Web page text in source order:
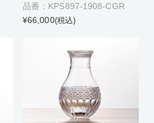
品番：KPS897-1908-CGR
¥66,000(税込)